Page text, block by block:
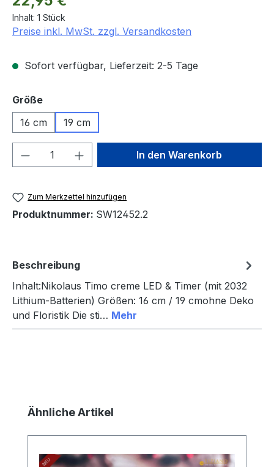
Inhalt: 1 Stück
Preise inkl. MwSt. zzgl. Versandkosten
Sofort verfügbar, Lieferzeit: 2-5 Tage
Größeauswählen
16 cm
19 cm
Produkt Anzahl: Gib denIn den Warenkorb
Zum Merkzettel hinzufügen
Produktnummer: SW12452.2
Beschreibung
Inhalt:Nikolaus Timo creme LED & Timer (mit 2032
Lithium-Batterien) Größen: 16 cm / 19 cmohne Deko
und Floristik Die sti… Mehr
Produktgalerie überspringen
Ähnliche Artikel